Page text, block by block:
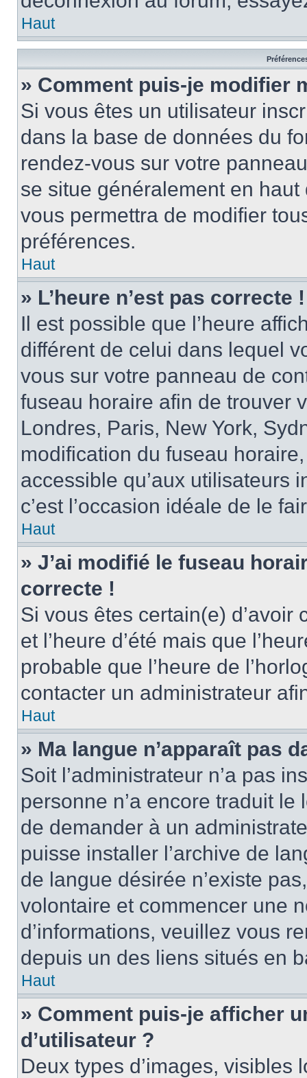
Haut
» Comment puis-je modifier
Si vous êtes un utilisateur
dans la base de données du
rendez-vous sur votre
se situe généralement en
vous permettra de modifier
préférences.
Haut
» L’heure n’est pas correcte !
Il est possible que l’heure
différent de celui dans lequel
vous sur votre panneau de
fuseau horaire afin de trouver
Londres, Paris, New York,
modification du fuseau
accessible qu’aux utilisateurs
c’est l’occasion idéale de le
Haut
» J’ai modifié le fuseau
correcte !
Si vous êtes certain(e)
et l’heure d’été mais que
probable que l’heure de
contacter un administrateur
Haut
» Ma langue n’apparaît pas
Soit l’administrateur n’a pas
personne n’a encore traduit
de demander à un
puisse installer l’archive de
de langue désirée n’existe
volontaire et commencer une
d’informations, veuillez vous
depuis un des liens situés en
Haut
» Comment puis-je afficher
d’utilisateur ?
Deux types d’images,